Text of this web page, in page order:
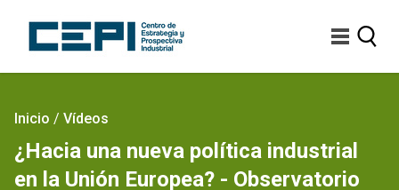
contenido
principal
Sobrescribir
enlaces
de
ayuda
Inicio / Vídeos
¿Hacia una nueva política industrial
en la Unión Europea? - Observatorio